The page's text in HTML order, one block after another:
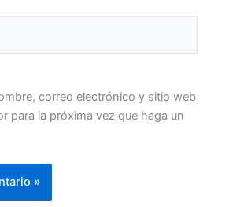
correo electrónico y sitio web
para la próxima vez que haga un